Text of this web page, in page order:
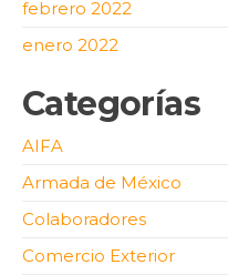
febrero 2022
enero 2022
Categorías
AIFA
Armada de México
Colaboradores
Comercio Exterior